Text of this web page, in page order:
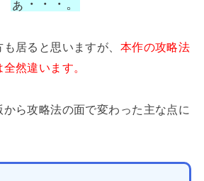
ぁ・・・。
居ると思いますが、 本作の攻略法
然違います。
ら攻略法の面で変わった主な点に